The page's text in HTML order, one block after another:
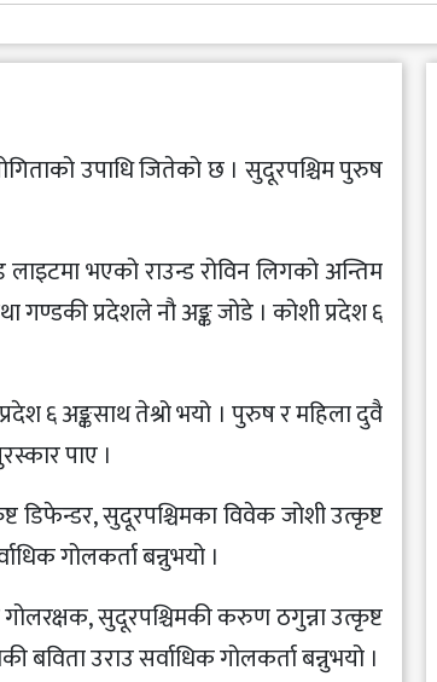
उपाधि जितेको छ । सुदूरपश्चिम पुरुष
भएको राउन्ड रोविन लिगको अन्तिम
प्रदेशले नौ अङ्क जोडे । कोशी प्रदेश ६
६ अङ्कसाथ तेश्रो भयो । पुरुष र महिला दुवै
पाए ।
डिफेन्डर, सुदूरपश्चिमका विवेक जोशी उत्कृष्ट
गोलकर्ता बन्नुभयो ।
सुदूरपश्चिमकी करुण ठगुन्ना उत्कृष्ट
उराउ सर्वाधिक गोलकर्ता बन्नुभयो ।